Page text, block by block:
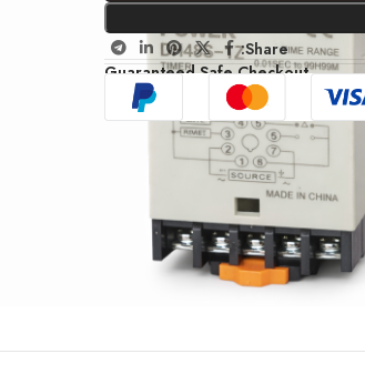
Share:
Guaranteed Safe Checkout